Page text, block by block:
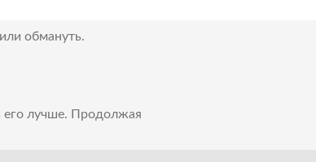
обмануть.
его лучше. Продолжая